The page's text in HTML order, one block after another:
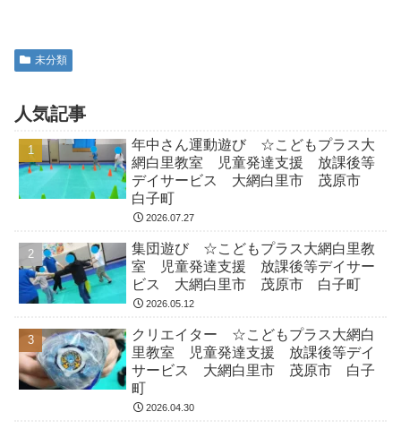
未分類
人気記事
年中さん運動遊び ☆こどもプラス大
網白里教室 児童発達支援 放課後等
デイサービス 大網白里市 茂原市
白子町
2026.07.27
集団遊び ☆こどもプラス大網白里教
室 児童発達支援 放課後等デイサー
ビス 大網白里市 茂原市 白子町
2026.05.12
クリエイター ☆こどもプラス大網白
里教室 児童発達支援 放課後等デイ
サービス 大網白里市 茂原市 白子
町
2026.04.30